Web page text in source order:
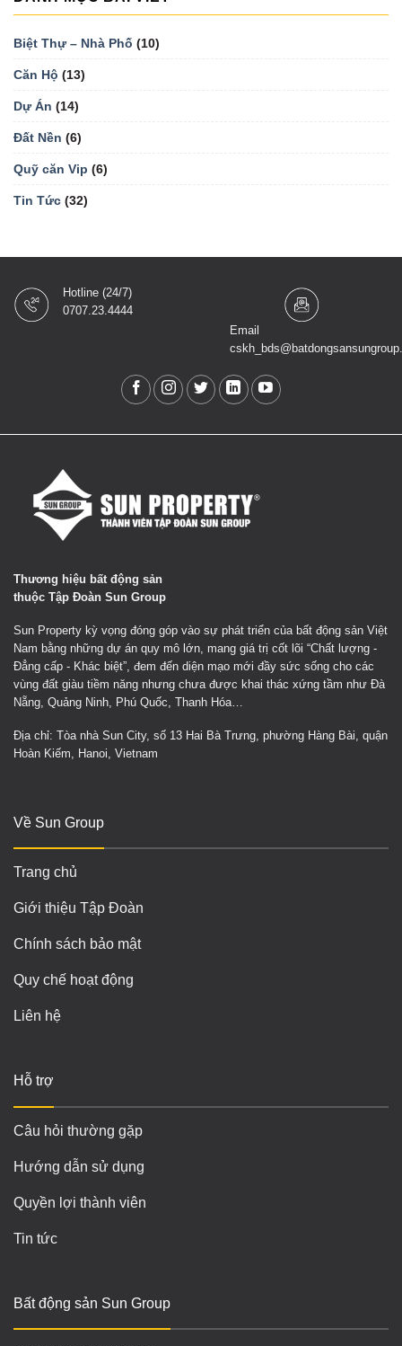
Biệt Thự – Nhà Phố (10)
Căn Hộ (13)
Dự Án (14)
Đất Nền (6)
Quỹ căn Vip (6)
Tin Tức (32)
Hotline (24/7)
0707.23.4444
Email
Thương hiệu bất động sản
thuộc Tập Đoàn Sun Group
Sun Property kỳ vọng đóng góp vào sự phát triển của bất động sản Việt
Nam bằng những dự án quy mô lớn, mang giá trị cốt lõi “Chất lượng -
Đẳng cấp - Khác biệt”, đem đến diện mạo mới đầy sức sống cho các
vùng đất giàu tiềm năng nhưng chưa được khai thác xứng tầm như Đà
Nẵng, Quảng Ninh, Phú Quốc, Thanh Hóa…
Địa chỉ: Tòa nhà Sun City, số 13 Hai Bà Trưng, phường Hàng Bài, quận
Hoàn Kiếm, Hanoi, Vietnam
Về Sun Group
Trang chủ
Giới thiệu Tập Đoàn
Chính sách bảo mật
Quy chế hoạt động
Liên hệ
Hỗ trợ
Câu hỏi thường gặp
Hướng dẫn sử dụng
Quyền lợi thành viên
Tin tức
Bất động sản Sun Group